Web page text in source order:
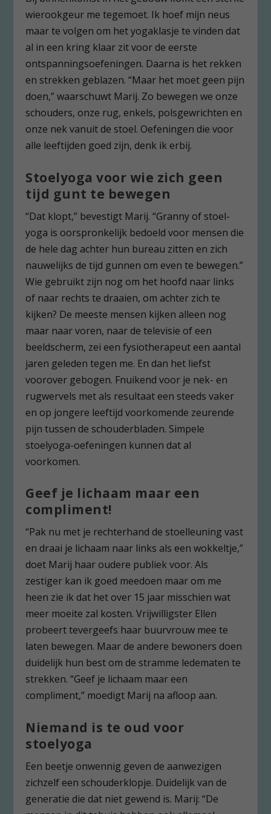
wierookgeur me tegemoet. Ik hoef mijn neus
maar te volgen om het yogaklasje te vinden dat
al in een kring klaar zit voor de eerste
ontspanningsoefeningen. Daarna is het rekken
en strekken geblazen. “Maar het moet geen pijn
doen,” waarschuwt Marij. Zo bewegen we onze
schouders, onze rug, enkels, polsgewrichten en
onze nek vanuit de stoel. Oefeningen die voor
alle leeftijden goed zijn, denk ik erbij.
Stoelyoga voor wie zich geen
tijd gunt te bewegen
“Dat klopt,” bevestigt Marij. “Granny of stoel-
yoga is oorspronkelijk bedoeld voor mensen die
de hele dag achter hun bureau zitten en zich
nauwelijks de tijd gunnen om even te bewegen.”
Wie gebruikt zijn nog om het hoofd naar links
of naar rechts te draaien, om achter zich te
kijken? De meeste mensen kijken alleen nog
maar naar voren, naar de televisie of een
beeldscherm, zei een fysiotherapeut een aantal
jaren geleden tegen me. En dan het liefst
voorover gebogen. Fnuikend voor je nek- en
rugwervels met als resultaat een steeds vaker
en op jongere leeftijd voorkomende zeurende
pijn tussen de schouderbladen. Simpele
stoelyoga-oefeningen kunnen dat al
voorkomen.
Geef je lichaam maar een
compliment!
“Pak nu met je rechterhand de stoelleuning vast
en draai je lichaam naar links als een wokkeltje,”
doet Marij haar oudere publiek voor. Als
zestiger kan ik goed meedoen maar om me
heen zie ik dat het over 15 jaar misschien wat
meer moeite zal kosten. Vrijwilligster Ellen
probeert tevergeefs haar buurvrouw mee te
laten bewegen. Maar de andere bewoners doen
duidelijk hun best om de stramme ledematen te
strekken. “Geef je lichaam maar een
compliment,” moedigt Marij na afloop aan.
Niemand is te oud voor
stoelyoga
Een beetje onwennig geven de aanwezigen
zichzelf een schouderklopje. Duidelijk van de
generatie die dat niet gewend is. Marij: “De